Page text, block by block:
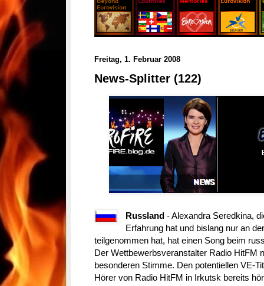
Freitag, 1. Februar 2008
News-Splitter (122)
Russland - Alexandra Seredkina,
Erfahrung hat und bislang nur an
teilgenommen hat, hat einen Song beim
Der Wettbewerbsveranstalter Radio HitFM
besonderen Stimme. Den potentiellen VE-
Hörer von Radio HitFM in Irkutsk bereits